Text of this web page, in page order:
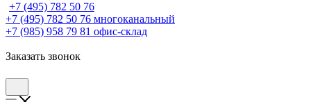
+7 (495) 782 50 76
+7 (495) 782 50 76 многоканальный
+7 (985) 958 79 81 офис-склад
Заказать звонок